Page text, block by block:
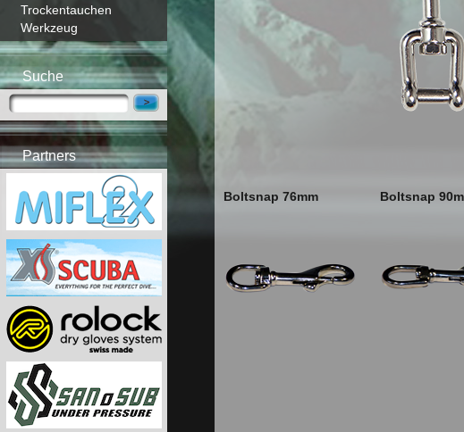
Trockentauchen
Werkzeug
Suche
Partners
Boltsnap 76mm Boltsnap